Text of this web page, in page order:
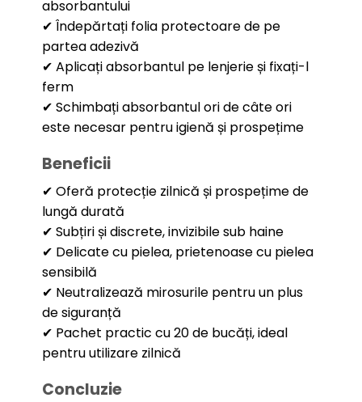
absorbantului
✔ Îndepărtați folia protectoare de pe
partea adezivă
✔ Aplicați absorbantul pe lenjerie și fixați-l
ferm
✔ Schimbați absorbantul ori de câte ori
este necesar pentru igienă și prospețime
Beneficii
✔ Oferă protecție zilnică și prospețime de
lungă durată
✔ Subțiri și discrete, invizibile sub haine
✔ Delicate cu pielea, prietenoase cu pielea
sensibilă
✔ Neutralizează mirosurile pentru un plus
de siguranță
✔ Pachet practic cu 20 de bucăți, ideal
pentru utilizare zilnică
Concluzie